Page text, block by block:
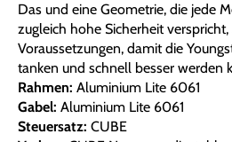
Das und eine Geometrie, die jede
zugleich hohe Sicherheit
Voraussetzungen, damit die
tanken und schnell besser werden
Rahmen: Aluminium Lite 6061
Gabel: Aluminium Lite 6061
Steuersatz: CUBE